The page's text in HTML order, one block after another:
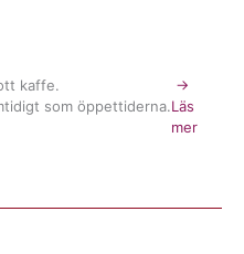
kaffe.
som öppettiderna.
→
Läs
mer